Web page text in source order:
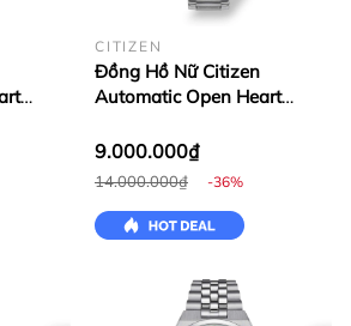
CITIZEN
Đồng Hồ Nữ Citizen
Automatic Open Heart
9.000.000₫
14.000.000₫ -36%